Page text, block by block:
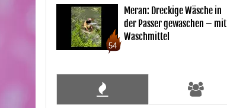
54
Meran: Dreckige Wäsche in
der Passer gewaschen – mit
Waschmittel